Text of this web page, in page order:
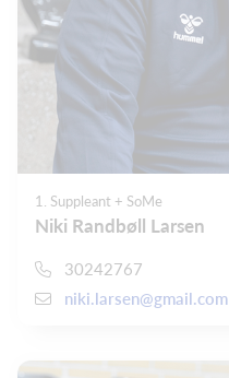
1. Suppleant + SoMe
Niki Randbøll Larsen
30242767
niki.larsen@gmail.com